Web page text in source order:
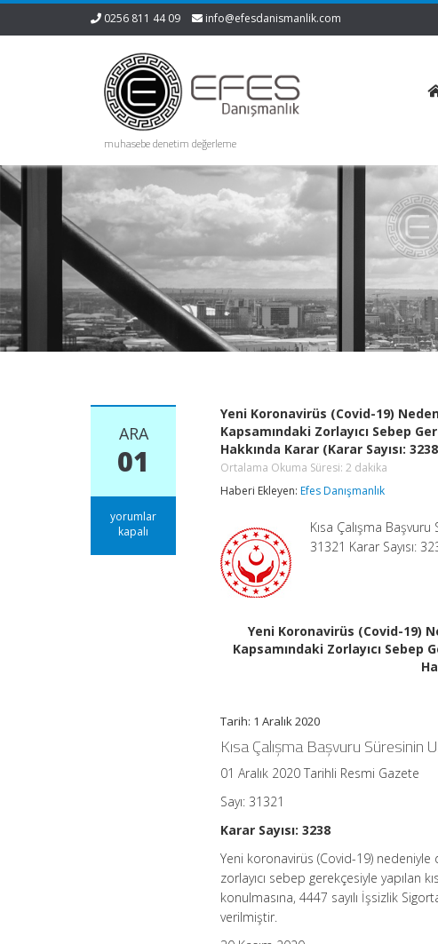
0256 811 44 09 info@efesdanismanlik.com
muhasebe denetim değerleme
ARA
01
Yeni
Koronavirüs
yorumlar
kapalı
Yeni Koronavirüs (Covid-19)
Kapsamındaki Zorlayıcı Sebep
Hakkında Karar (Karar Sayısı:
Ortalama Okuma Süresi:2 dakika
Haberi Ekleyen:Efes Danışmanlık
Kısa Çalışma
31321 Karar Sayısı:
Yeni Koronavirüs (Covid-19)
Kapsamındaki Zorlayıcı Sebep
Tarih: 1 Aralık 2020
Kısa Çalışma Başvuru Süresinin
01 Aralık 2020 Tarihli Resmi Gazete
Sayı: 31321
Karar Sayısı: 3238
Yeni koronavirüs (Covid-19)
zorlayıcı sebep gerekçesiyle yapılan
konulmasına, 4447 sayılı İşsizlik
verilmiştir.